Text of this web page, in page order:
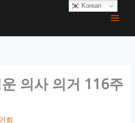
의사 의거 116주
회
Korean